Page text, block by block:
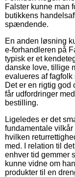
Falster kunne man
butikkens
spændende.
En anden løsning
e-forhandleren på
typisk er et
danske love, tillige
evalueres af fagfolk
Det er en rigtig god
får udfordringer
bestilling.
Ligeledes er det
fundamentale vilkår
hvilken
med. I relation til
enhver tid gemmer
kunne vidne om
produkter til en